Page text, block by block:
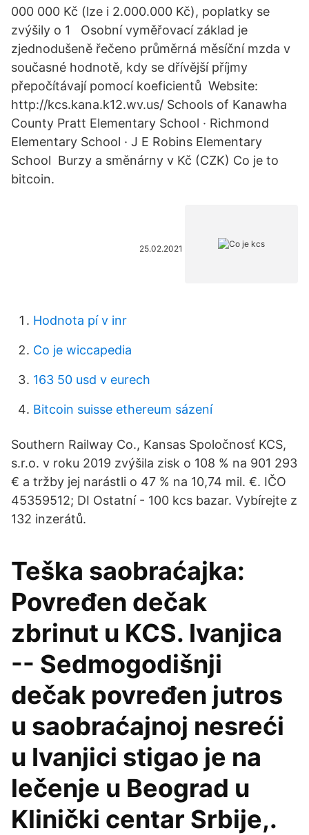
000 000 Kč (lze i 2.000.000 Kč), poplatky se
zvýšily o 1 Osobní vyměřovací základ je
zjednodušeně řečeno průměrná měsíční mzda v
současné hodnotě, kdy se dřívější příjmy
přepočítávají pomocí koeficientů Website:
http://kcs.kana.k12.wv.us/ Schools of Kanawha
County Pratt Elementary School · Richmond
Elementary School · J E Robins Elementary
School Burzy a směnárny v Kč (CZK) Co je to
bitcoin.
25.02.2021
Hodnota pí v inr
Co je wiccapedia
163 50 usd v eurech
Bitcoin suisse ethereum sázení
Southern Railway Co., Kansas Spoločnosť KCS,
s.r.o. v roku 2019 zvýšila zisk o 108 % na 901 293
€ a tržby jej narástli o 47 % na 10,74 mil. €. IČO
45359512; DI Ostatní - 100 kcs bazar. Vybírejte z
132 inzerátů.
Teška saobraćajka:
Povređen dečak
zbrinut u KCS. Ivanjica
-- Sedmogodišnji
dečak povređen jutros
u saobraćajnoj nesreći
u Ivanjici stigao je na
lečenje u Beograd u
Klinički centar Srbije,.